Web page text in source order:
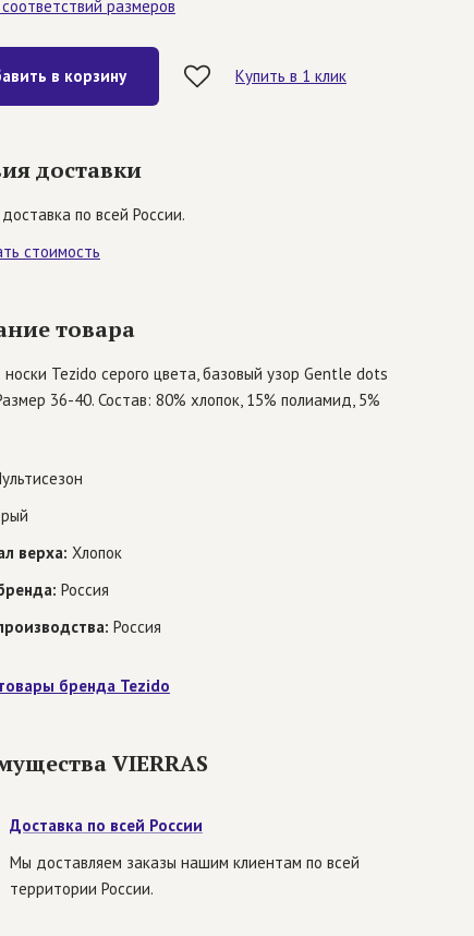
размеров
в корзину Купить в 1 клик
доставки
по всей России.
стоимость
товара
Tezido серого цвета, базовый узор Gentle dots
36-40. Состав: 80% хлопок, 15% полиамид, 5%
верха: Хлопок
Россия
Россия
бренда Tezido
VIERRAS
Доставка по всей России
Мы доставляем заказы нашим клиентам по всей
территории России.